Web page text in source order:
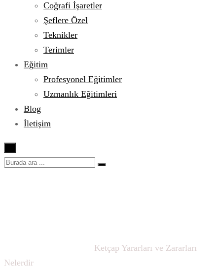
Coğrafi İşaretler
Şeflere Özel
Teknikler
Terimler
Eğitim
Profesyonel Eğitimler
Uzmanlık Eğitimleri
Blog
İletişim
Ketçap Yararları ve Zararları
Nelerdir